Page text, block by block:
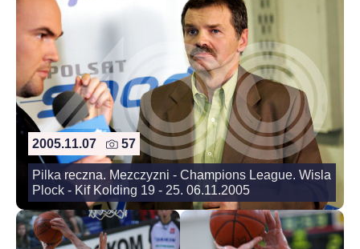
2005.11.07 57
Pilka reczna. Mezczyzni - Champions League. Wisla
Plock - Kif Kolding 19 - 25. 06.11.2005